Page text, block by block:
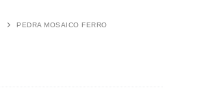
PEDRA MOSAICO FERRO